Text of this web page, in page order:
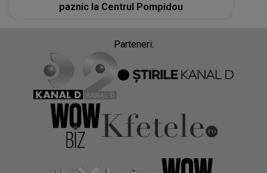
paznic la Centrul Pompidou
Parteneri: